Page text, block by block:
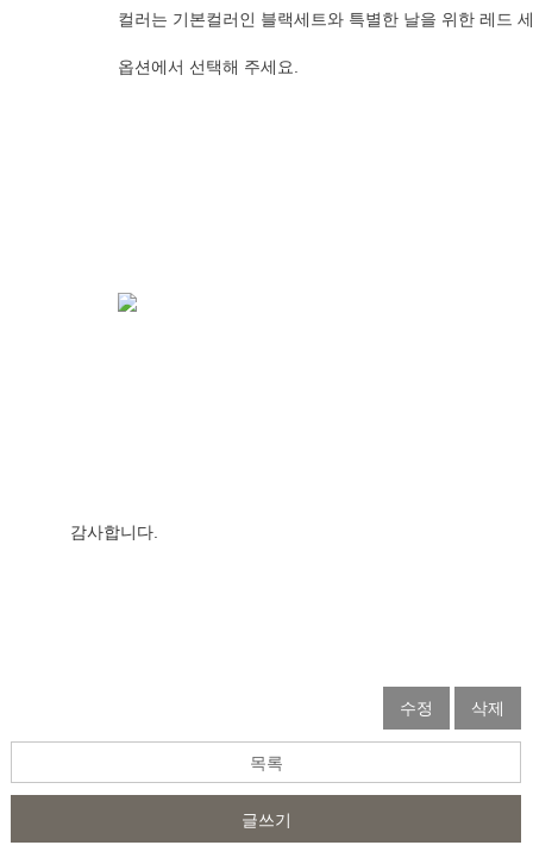
컬러는 기본컬러인 블랙세트와 특별한 날을 위한
          옵션에서 선택해 주세요.
감사합니다.
수정 삭제
목록
글쓰기